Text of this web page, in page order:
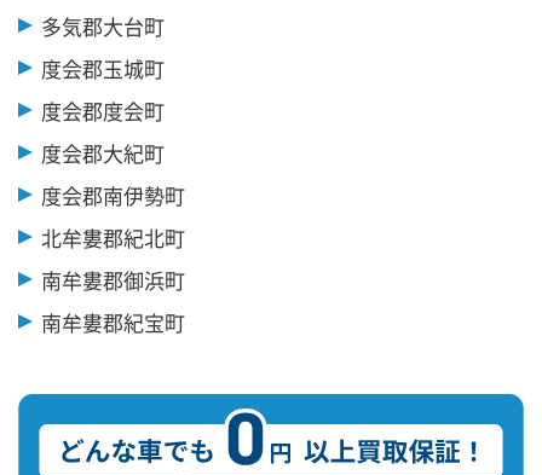
多気郡大台町
度会郡玉城町
度会郡度会町
度会郡大紀町
度会郡南伊勢町
北牟婁郡紀北町
南牟婁郡御浜町
南牟婁郡紀宝町